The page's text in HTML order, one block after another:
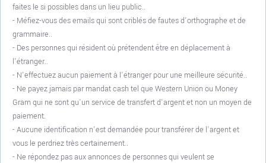
faites le si possibles dans un lieu public..
- Méfiez-vous des emails qui sont criblés de fautes d’orthographe et de
grammaire..
- Des personnes qui résident où prétendent être en déplacement à
l'étranger..
- N'effectuez aucun paiement à l'étranger pour une meilleure sécurité..
- Ne payez jamais par mandat cash tel que Western Union ou Money
Gram qui ne sont qu’un service de transfert d’argent et non un moyen de
paiement.
- Aucune identification n’est demandée pour transférer de l’argent et
vous le perdriez très certainement..
- Ne répondez pas aux annonces de personnes qui veulent se